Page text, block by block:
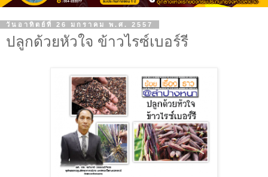
วันอาทิตย์ที่ 26 มกราคม พ.ศ. 2557
ปลูกด้วยหัวใจ ข้าวไรซ์เบอร์รี